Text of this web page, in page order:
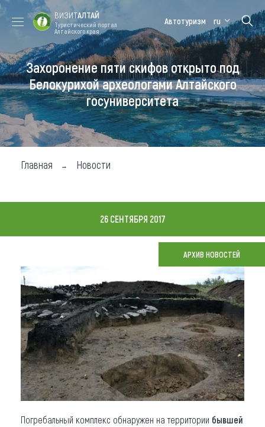
Форум VISIT
ALTAI
Цветение
маральника
Медицинский
форум
Алтайская
зимовка
Туры
Где побывать
Чем заняться
Карта
Что привезти (сувениры)
О регионе
Коллекция впечатлений
Другие рубрики
ВИЗИТАЛТАЙ
Туристический портал
Алтайского края
Автотуризм ru
Захоронение пяти скифов открыто под
Белокурихой археологами Алтайского
госуниверситета
Главная Новости
26 СЕНТЯБРЯ 2017
АРХИВ НОВОСТЕЙ
Погребальный комплекс обнаружен на территории бывшей